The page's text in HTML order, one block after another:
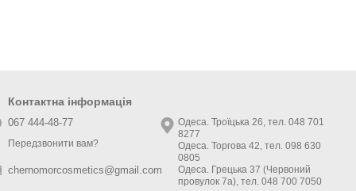
Контактна інформація
067 444-48-77
Передзвонити вам?
chernomorcosmetics@gmail.com
Одеса. Троїцька 26, тел. 048 701
8277
Одеса. Торгова 42, тел. 098 630
0805
Одеса. Грецька 37 (Червоний
провулок 7а), тел. 048 700 7050